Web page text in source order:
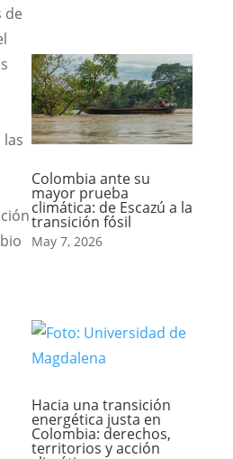
de
Colombia ante su
mayor prueba
climática: de Escazú a la
transición fósil
May 7, 2026
Hacia una transición
energética justa en
Colombia: derechos,
territorios y acción